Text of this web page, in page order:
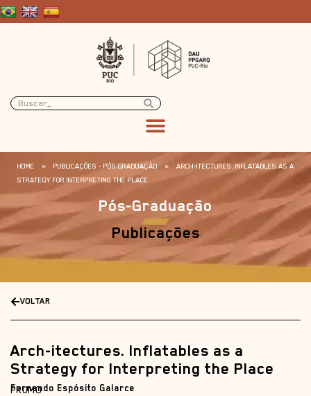
HOME » PUBLICAÇÕES - PÓS GRADUAÇÃO »
ARCH-ITECTURES. INFLATABLES AS A
STRATEGY FOR INTERPRETING THE PLACE
Pós-Graduação
Publicações
VOLTAR
Arch-itectures. Inflatables as a
Strategy for Interpreting the Place
PRUMO
Fernando Espósito Galarce